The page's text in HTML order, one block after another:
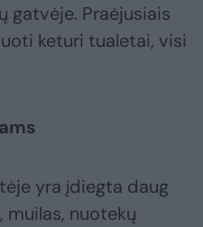
gatvėje. Praėjusiais
keturi tualetai, visi
yra įdiegta daug
nuotekų